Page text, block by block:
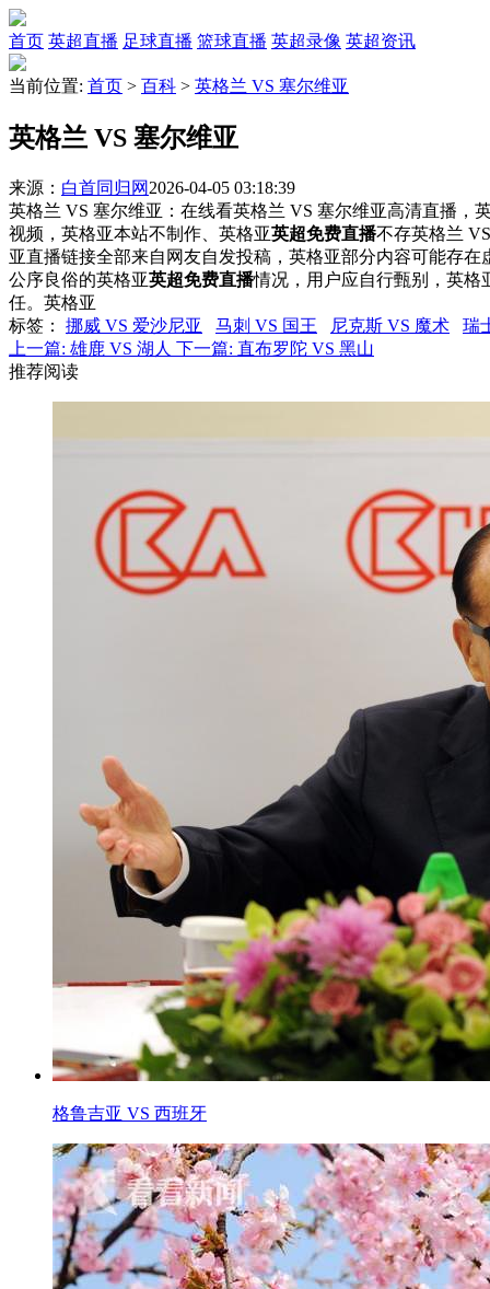
首页 英超直播 足球直播 篮球直播 英超录像 英超资讯
当前位置: 首页 > 百科 > 英格兰 VS 塞尔维亚
英格兰 VS 塞尔维亚
来源： 白首同归网 2026-04-05 03:18:39
英格兰 VS 塞尔维亚：在线看英格兰 VS 塞尔维亚高清直播，
视频，英格亚本站不制作、英格亚英超免费直播不存英格兰
亚直播链接全部来自网友自发投稿，英格亚部分内容可能存
公序良俗的英格亚英超免费直播情况，用户应自行甄别，英格
任。英格亚
标签 ： 挪威 VS 爱沙尼亚 马刺 VS 国王 尼克斯 VS 魔术
瑞
上一篇: 雄鹿 VS 湖人 下一篇: 直布罗陀 VS 黑山
推荐阅读
格鲁吉亚 VS 西班牙